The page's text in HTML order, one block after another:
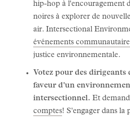
hip-hop à l'encouragement
noires à explorer de
air. Intersectional
événements
justice environnementale.
Votez pour des dirigeants
faveur d'un
intersectionnel. Et
comptes! S'engager dans